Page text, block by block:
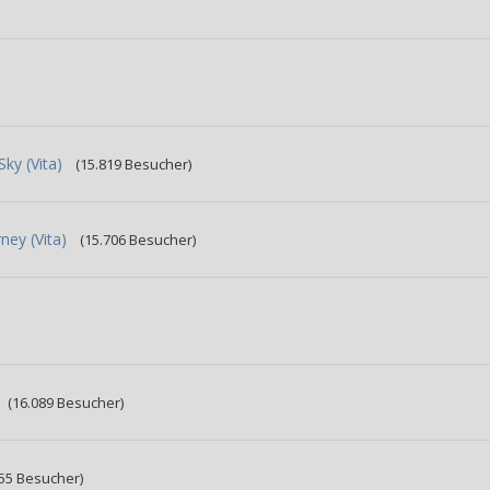
(Vita) (15.819 Besucher)
(Vita) (15.706 Besucher)
(16.089 Besucher)
Besucher)